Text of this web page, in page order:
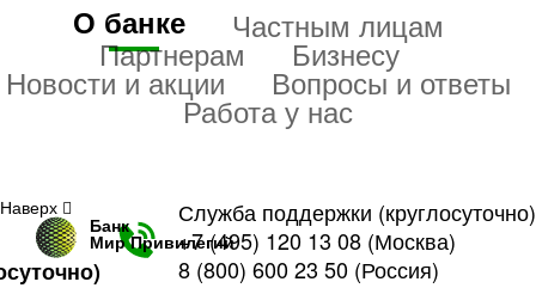
О банке Частным лицам
Партнерам Бизнесу
Новости и акции Вопросы и ответы
Работа у нас
Служба поддержки (круглосуточно)
+7 (495) 120 13 08 (Москва)
8 (800) 600 23 50 (Россия)
Наверх
Банк
Мир Привилегий